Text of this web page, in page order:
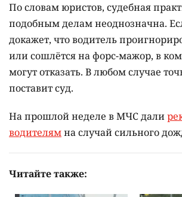
По словам юристов, судебная
подобным делам неоднозначна.
докажет, что водитель
или сошлётся на форс-мажор, в
могут отказать. В любом случае
поставит суд.
На прошлой неделе в МЧС дали
водителямна случай сильного
Читайте также: